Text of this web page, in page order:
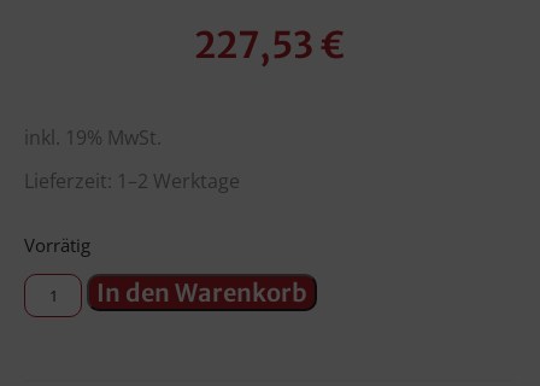
227,53€
inkl. 19% MwSt.
Lieferzeit: 1–2 Werktage
Vorrätig
In den Warenkorb